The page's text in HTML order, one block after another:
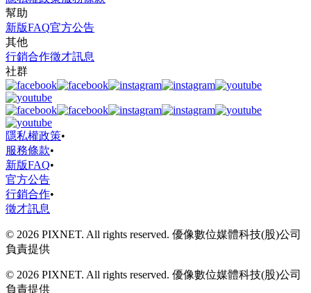
幫助
新版FAQ官方公告
其他
行銷合作徵才訊息
社群
隱私權政策•
服務條款•
新版FAQ•
官方公告
行銷合作•
徵才訊息
© 2026 PIXNET. All rights reserved. 優像數位媒體科技(股)公司
負責提供
© 2026 PIXNET. All rights reserved. 優像數位媒體科技(股)公司
負責提供